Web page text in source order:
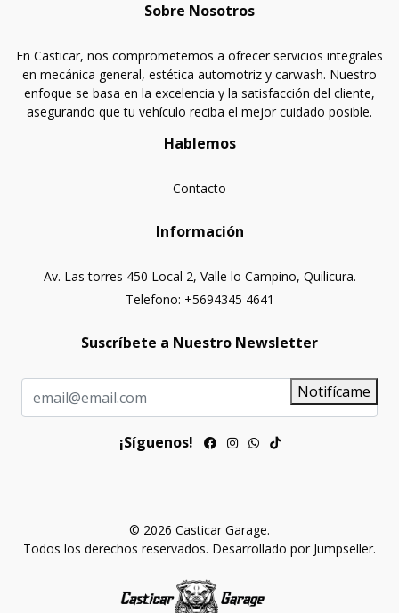
Sobre Nosotros
En Casticar, nos comprometemos a ofrecer servicios integrales
en mecánica general, estética automotriz y carwash. Nuestro
enfoque se basa en la excelencia y la satisfacción del cliente,
asegurando que tu vehículo reciba el mejor cuidado posible.
Hablemos
Contacto
Información
Av. Las torres 450 Local 2, Valle lo Campino, Quilicura.
Telefono: +5694345 4641
Suscríbete a Nuestro Newsletter
Notifícame
¡Síguenos!
© 2026 Casticar Garage.
Todos los derechos reservados. Desarrollado por Jumpseller.